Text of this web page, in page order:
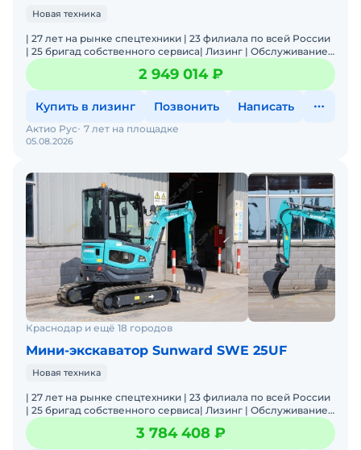
Новая техника
| 27 лет на рынке спецтехники | 23 филиала по всей России
| 25 бригад собственного сервиса| Лизинг | Обслуживание
и ремонт | Оригинальные запчасти | Широкая лин
2 949 014 ₽
Купить в лизинг Позвонить Написать
05.08.2026
Актио Рус 7 лет на площадке
Краснодар и ещё 18 городов
Мини-экскаватор Sunward SWE 25UF
Новая техника
| 27 лет на рынке спецтехники | 23 филиала по всей России
| 25 бригад собственного сервиса| Лизинг | Обслуживание
и ремонт | Оригинальные запчасти | Широкая лин
3 784 408 ₽